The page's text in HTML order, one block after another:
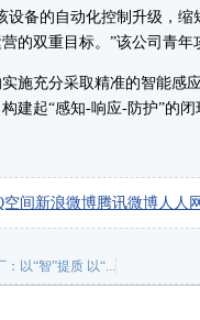
备的自动化控制升级，缩
的双重目标。”该公司青年
充分采取精准的智能感应
建起“感知-响应-防护”的闭
空间新浪微博腾讯微博人人网
：以“智”提质 以“...